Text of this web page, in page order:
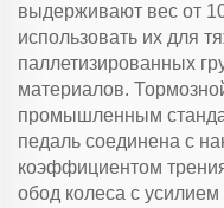
выдерживают вес от
использовать их для
паллетизированных
материалов.
промышленным
педаль соединена с
коэффициентом
обод колеса с